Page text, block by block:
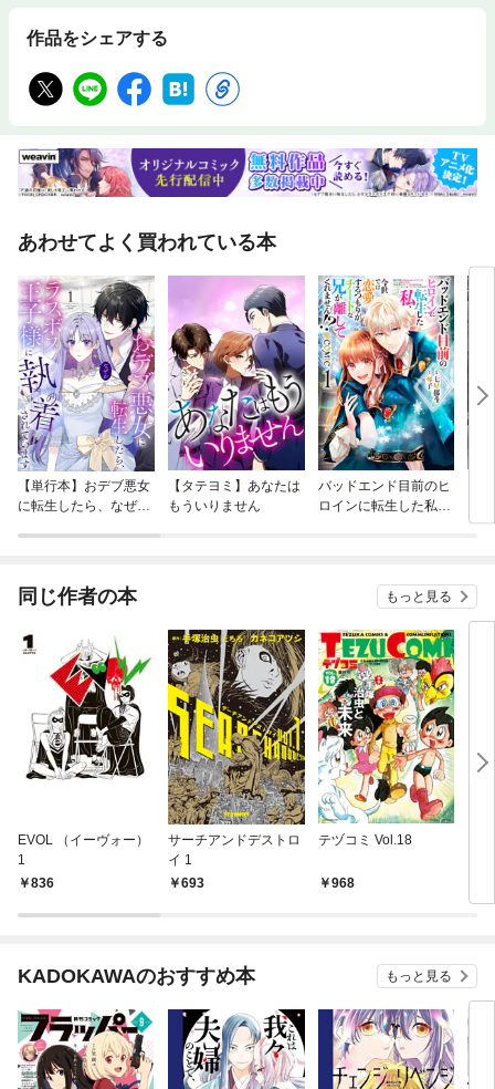
作品をシェアする
あわせてよく買われている本
【単行本】おデブ悪女
に転生したら、なぜか
【タテヨミ】あなたは
もういりません
バッドエンド目前のヒ
ロインに転生した私、
同じ作者の本 もっと見る
EVOL （イーヴォー）
1
836
サーチアンドデストロ
イ 1
693
テヅコミ Vol.18
968
KADOKAWAのおすすめ本 もっと見る